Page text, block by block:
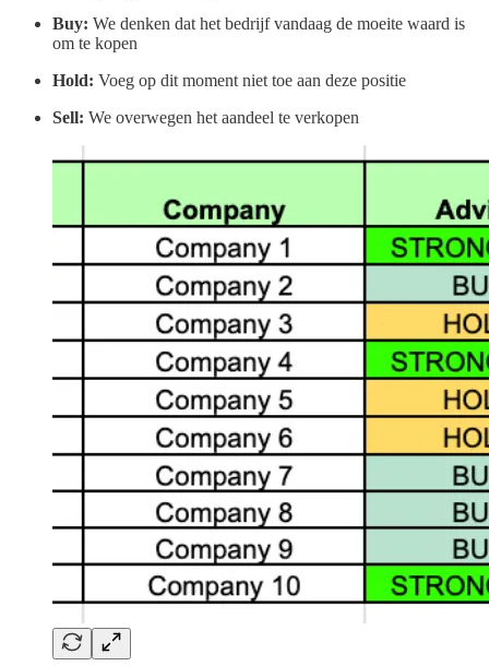
Buy: We denken dat het bedrijf vandaag de moeite waard is
om te kopen
Hold: Voeg op dit moment niet toe aan deze positie
Sell: We overwegen het aandeel te verkopen